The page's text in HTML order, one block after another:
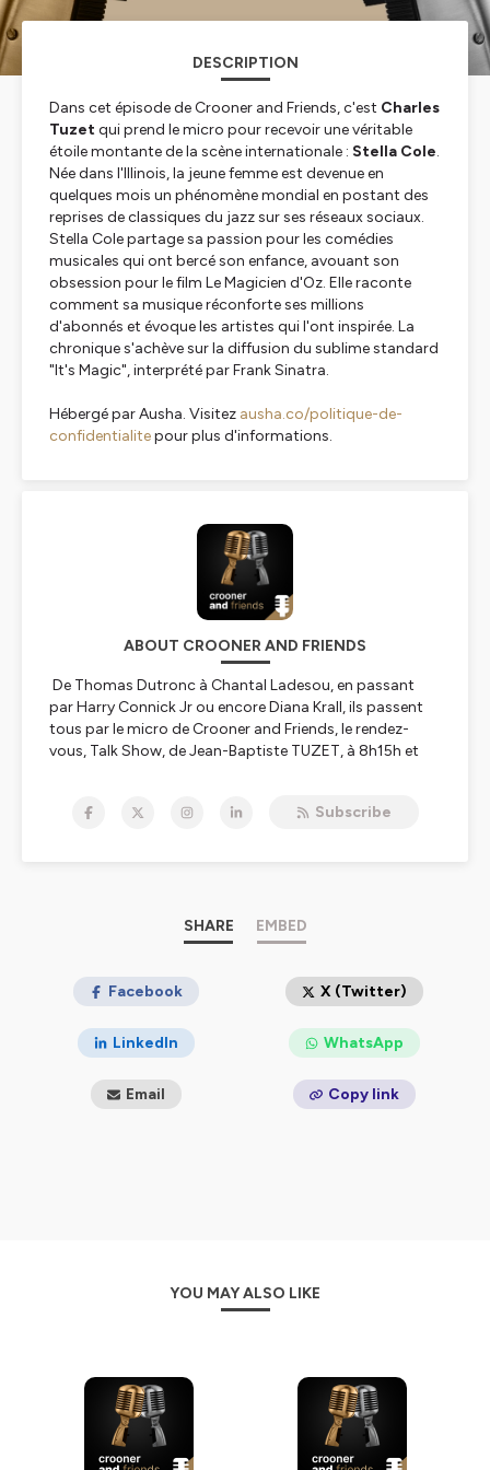
DESCRIPTION
Dans cet épisode de Crooner and Friends, c'est Charles
Tuzetqui prend le micro pour recevoir une véritable
étoile montante de la scène internationale : Stella Cole.
Née dans l'Illinois, la jeune femme est devenue en
quelques mois un phénomène mondial en postant des
reprises de classiques du jazz sur ses réseaux sociaux.
Stella Cole partage sa passion pour les comédies
musicales qui ont bercé son enfance, avouant son
obsession pour le film Le Magicien d'Oz. Elle raconte
comment sa musique réconforte ses millions
d'abonnés et évoque les artistes qui l'ont inspirée. La
chronique s'achève sur la diffusion du sublime standard
"It's Magic", interprété par Frank Sinatra.
Hébergé par Ausha. Visitez ausha.co/politique-de-
confidentialitepour plus d'informations.
ABOUT CROONER AND FRIENDS
De Thomas Dutronc à Chantal Ladesou, en passant
par Harry Connick Jr ou encore Diana Krall, ils passent
tous par le micro de Crooner and Friends, le rendez-
vous, Talk Show, de Jean-Baptiste TUZET, à 8h15h et
de notre station. Chanteurs, acteurs, humoristes,
artistes anglophones, de Georges Benson à Diana Krall
en passant par Harry Connick Jr ou Jamie Cullum.
Hébergé par Ausha. Visitez
ausha.co/politique-de-
Subscribe
SHARE EMBED
Facebook X (Twitter)
LinkedIn WhatsApp
Email Copy link
YOU MAY ALSO LIKE